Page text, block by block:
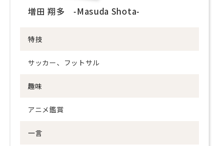
増田 翔多 -Masuda Shota-
特技
サッカー、フットサル
趣味
アニメ鑑賞
一言